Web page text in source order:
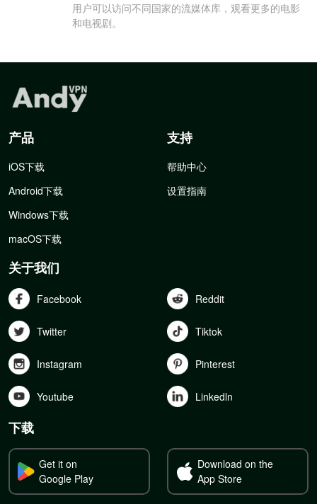
用户可以访问不同国家的流媒体库，观看更多的电影
和电视剧。
产品
iOS下载
Android下载
Windows下载
macOS下载
支持
帮助中心
设置指南
关于我们
Facebook Reddit
Twitter Tiktok
Instagram Pinterest
Youtube Linkedln
下载
Get it on
Google Play
Download on the
App Store